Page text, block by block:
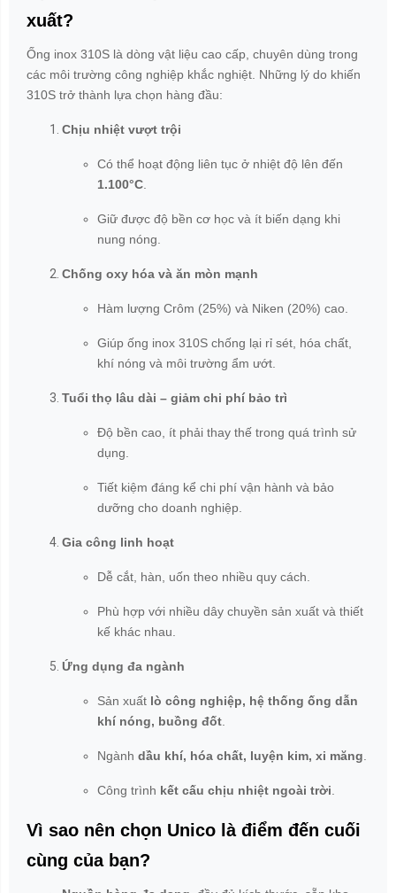
xuất?
Ống inox 310S là dòng vật liệu cao cấp, chuyên dùng trong
các môi trường công nghiệp khắc nghiệt. Những lý do khiến
310S trở thành lựa chọn hàng đầu:
Chịu nhiệt vượt trội
Có thể hoạt động liên tục ở nhiệt độ lên đến
1.100°C
Giữ được độ bền cơ học và ít biến dạng khi
nung nóng.
Chống oxy hóa và ăn mòn mạnh
Hàm lượng Crôm (25%) và Niken (20%) cao.
Giúp ống inox 310S chống lại rỉ sét, hóa chất,
khí nóng và môi trường ẩm ướt.
Tuổi thọ lâu dài – giảm chi phí bảo trì
Độ bền cao, ít phải thay thế trong quá trình sử
dụng.
Tiết kiệm đáng kể chi phí vận hành và bảo
dưỡng cho doanh nghiệp.
Gia công linh hoạt
Dễ cắt, hàn, uốn theo nhiều quy cách.
Phù hợp với nhiều dây chuyền sản xuất và thiết
kế khác nhau.
Ứng dụng đa ngành
Sản xuất lò công nghiệp, hệ thống ống dẫn
khí nóng, buồng đốt
Ngành dầu khí, hóa chất, luyện kim, xi măng
Công trình kết cấu chịu nhiệt ngoài trời
Vì sao nên chọn Unico là điểm đến cuối
cùng của bạn?